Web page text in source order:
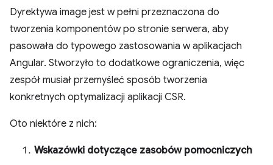
Dyrektywa image jest w pełni przeznaczona do
tworzenia komponentów po stronie serwera, aby
pasowała do typowego zastosowania w aplikacjach
Angular. Stworzyło to dodatkowe ograniczenia, więc
zespół musiał przemyśleć sposób tworzenia
konkretnych optymalizacji aplikacji CSR.
Oto niektóre z nich:
Wskazówki dotyczące zasobów pomocniczych